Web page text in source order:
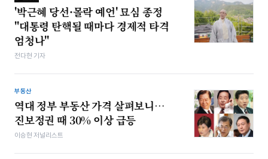
'박근혜 당선·몰락 예언' 묘심 종정
"대통령 탄핵될 때마다 경제적 타격
엄청나"
전다현 기자
부동산
역대 정부 부동산 가격 살펴보니…
진보정권 때 30% 이상 급등
이승현 저널리스트